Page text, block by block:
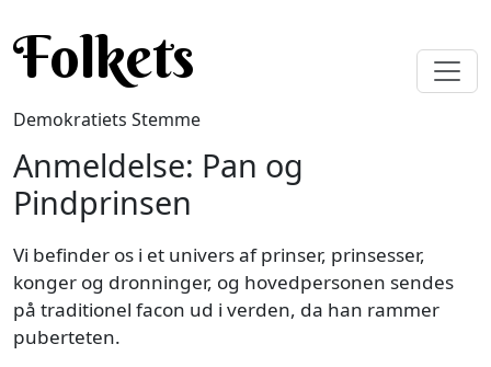
Folkets
Demokratiets Stemme
Anmeldelse: Pan og
Pindprinsen
Vi befinder os i et univers af prinser, prinsesser,
konger og dronninger, og hovedpersonen sendes
på traditionel facon ud i verden, da han rammer
puberteten.